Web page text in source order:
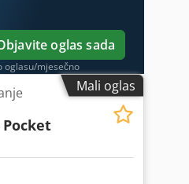
oglas sada
oglasu/mjesečno
Mali oglas
Pocket